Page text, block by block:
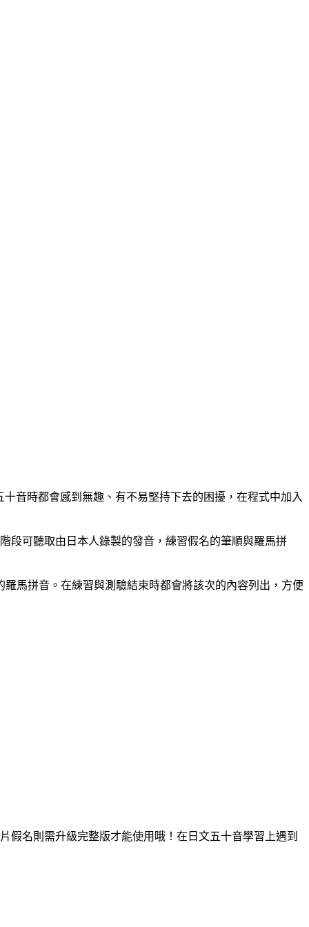
音時都會感到無趣、有不易堅持下去的困擾，在程式中加入
段可聽取由日本人錄製的發音，練習假名的筆順與羅馬拼
馬拼音。在練習與測驗結束時都會將該次的內容列出，方便
假名則需升級完整版才能使用哦！在日文五十音學習上遇到